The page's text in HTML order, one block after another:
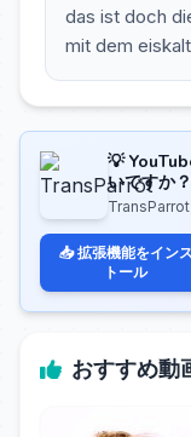
das ist doch
mit dem
💡
いですか？
TransParrot
📥 拡張機能をインス
トール
おすすめ動